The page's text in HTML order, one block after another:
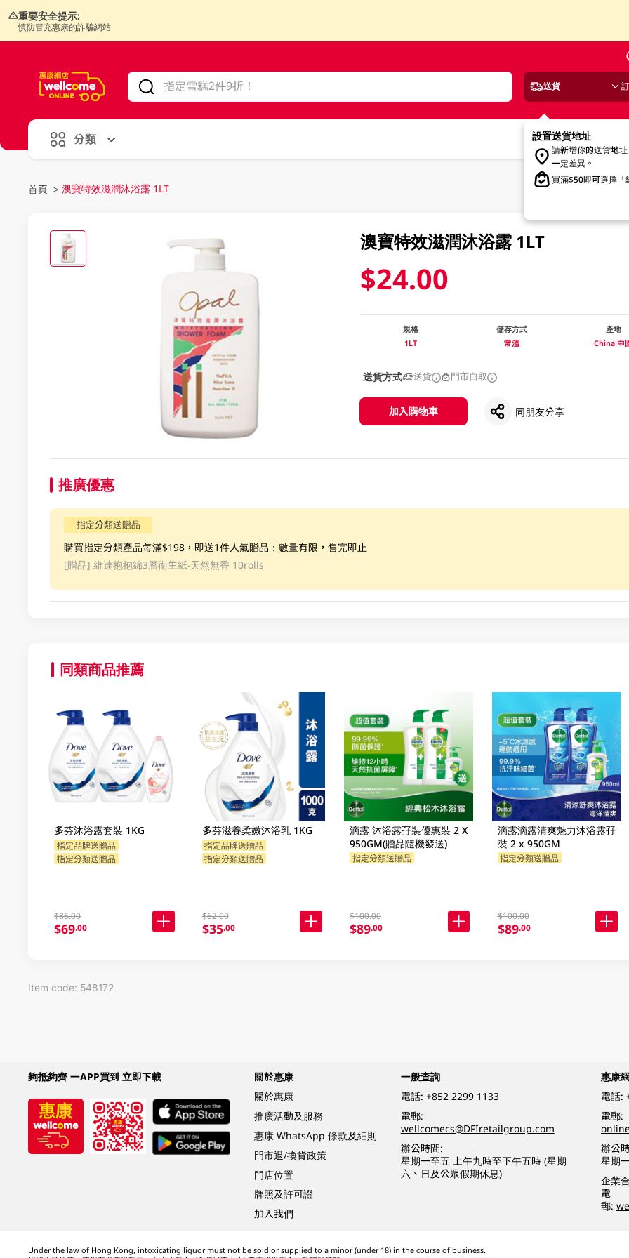
重要安全提示:
慎防冒充惠康的詐騙網站
送貨
設置送貨地址
請新增你的送貨地
一定差異。
買滿$50即可選擇「
分類
首頁 > 澳寶特效滋潤沐浴露 1LT
澳寶特效滋潤沐浴露 1LT
$24.00
規格
1LT
儲存方式
常溫
產地
China 中
送貨方式 送貨 門市自取
加入購物車 同朋友分享
推廣優惠
指定分類送贈品
購買指定分類產品每滿$198，即送1件人氣贈品；數量有限，售完即止
[贈品] 維達抱抱綿3層衛生紙-天然無香 10rolls
同類商品推薦
多芬沐浴露套裝 1KG
指定品牌送贈品
指定分類送贈品
$86.00
$69.00
多芬滋養柔嫩沐浴乳 1KG
指定品牌送贈品
指定分類送贈品
$62.00
$35.00
滴露 沐浴露孖裝優惠裝 2 X
950GM(贈品隨機發送)
指定分類送贈品
$100.00
$89.00
滴露滴露清爽魅力沐浴露孖
裝 2 x 950GM
指定分類送贈品
$100.00
$89.00
Item code: 548172
夠抵夠齊 一APP買到 立即下載
關於惠康
關於惠康
推廣活動及服務
惠康 WhatsApp 條款及細則
門市退/換貨政策
門店位置
牌照及許可證
加入我們
一般查詢
電話: +852 2299 1133
電郵:
wellcomecs@DFIretailgroup.com
辦公時間:
星期一至五 上午九時至下午五時 (星期
六、日及公眾假期休息)
惠康
電話:
電郵:
辦公
星期
企業
電
郵:
Under the law of Hong Kong, intoxicating liquor must not be sold or supplied to a minor (under 18) in the course of business.